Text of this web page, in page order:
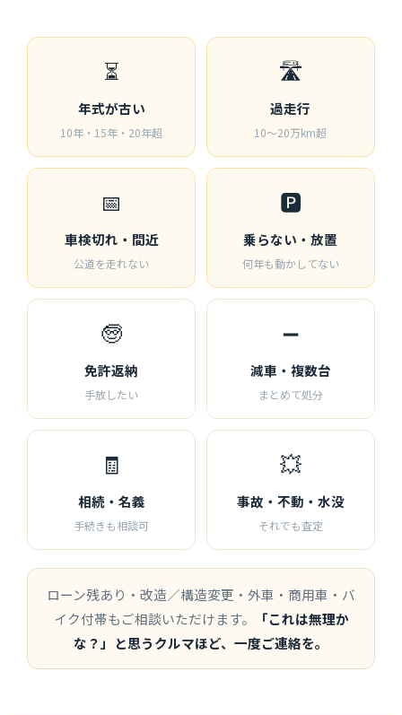
⏳
年式が古い
10年・15年・20年超
🛣️
過走行
10〜20万km超
📅
車検切れ・間近
公道を走れない
🅿️
乗らない・放置
何年も動かしてない
🧓
免許返納
手放したい
➖
減車・複数台
まとめて処分
🧾
相続・名義
手続きも相談可
💥
事故・不動・水没
それでも査定
ローン残あり・改造／構造変更・外車・商用車・バ
イク付帯もご相談いただけます。
「これは無理か
な？」と思うクルマほど、一度ご連絡を。